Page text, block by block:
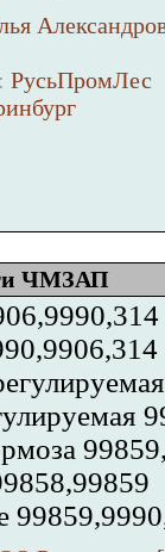
РусьПромЛес
ЧМЗАП